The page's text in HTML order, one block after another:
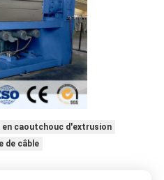
en caoutchouc d'extrusion
de câble